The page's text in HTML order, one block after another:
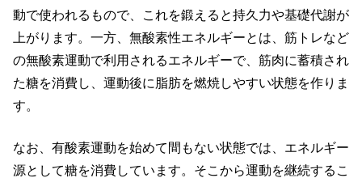
動で使われるもので、これを鍛えると持久力や基礎代謝が
上がります。一方、無酸素性エネルギーとは、筋トレなど
の無酸素運動で利用されるエネルギーで、筋肉に蓄積され
た糖を消費し、運動後に脂肪を燃焼しやすい状態を作りま
す。
なお、有酸素運動を始めて間もない状態では、エネルギー
源として糖を消費しています。そこから運動を継続するこ